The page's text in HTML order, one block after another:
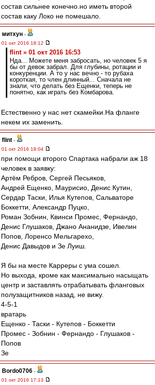
состав сильнее конечно.но иметь второй
состав каку Локо не помешало.
митхун -
01 окт 2016 18:12
flint » 01 окт 2016 16:53
Нда... Можете меня забросать, но человек 5 я
бы от девок забрал. Для глубины, ротации и
конкуренции. А то у нас вечно - то рубаха
короткая, то член длинный... Сначала не
знали, что делать без Ещенки, теперь не
понятно, как играть без Комбарова.
Естественно у нас нет скамейки.На фланге
некем их заменить.
flint -
01 окт 2016 18:04
при помощи второго Спартака набрали аж 18
человек в заявку:
Артём Ребров, Сергей Песьяков,
Андрей Ещенко, Маурисио, Денис Кутин,
Сердар Таски, Илья Кутепов, Сальваторе
Боккетти, Александр Пуцко,
Роман Зобнин, Квинси Промес, Фернандо,
Денис Глушаков, Джано Ананидзе, Ивелин
Попов, Лоренсо Мельгарехо,
Денис Давыдов и Зе Луиш.
Я бы на месте Карреры с ума сошел.
Но выхода, кроме как максимально насыщать
центр и заставлять отрабатывать фланговых
полузащитников назад, не вижу.
4-5-1
вратарь
Ещенко - Таски - Кутепов - Боккетти
Промес - Зобнин - Фернандо - Глушаков -
Попов
Зе
Bordo0706 -
01 окт 2016 17:13